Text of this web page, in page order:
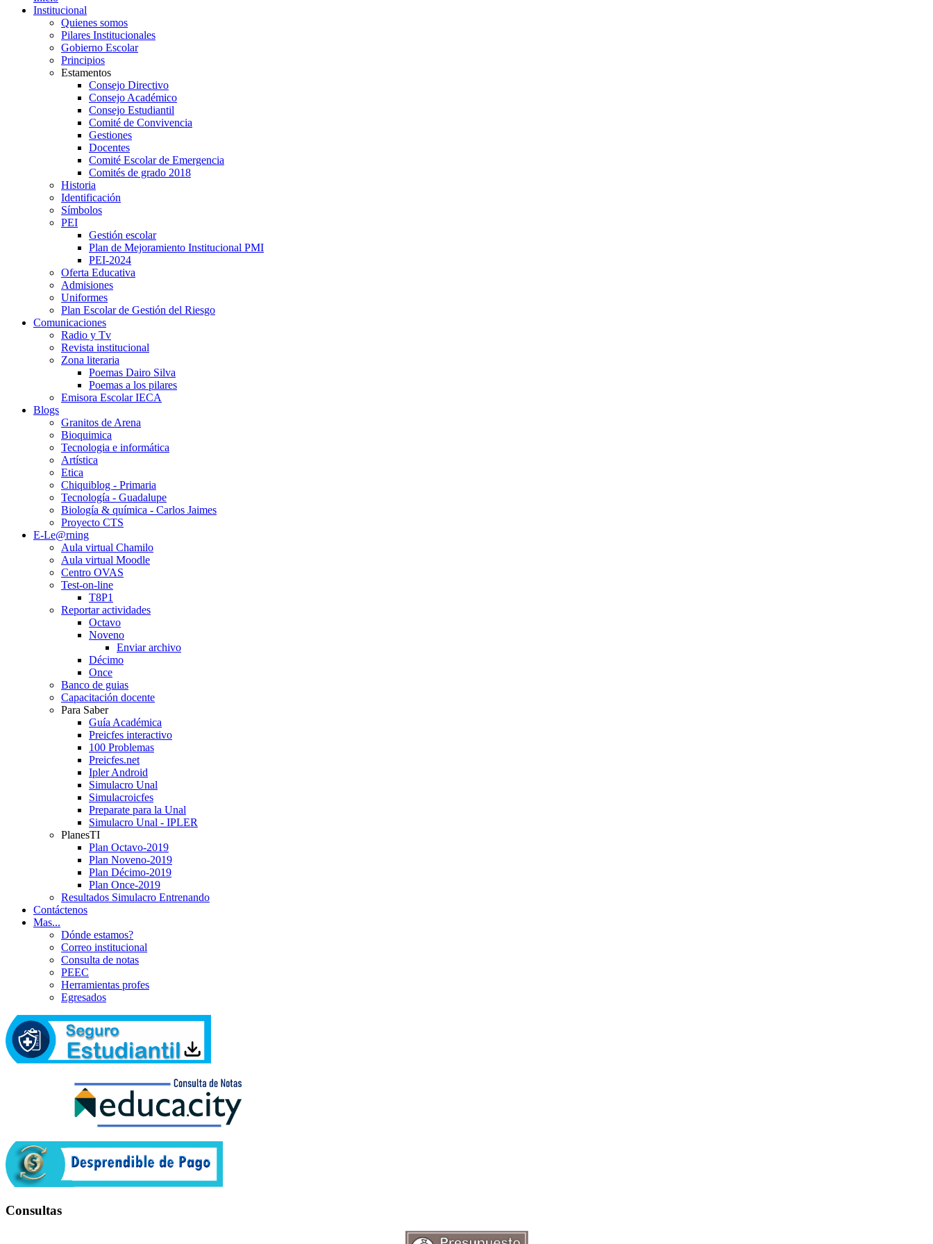
Institucional
Quienes somos
Pilares Institucionales
Gobierno Escolar
Principios
Estamentos
Consejo Directivo
Consejo Académico
Consejo Estudiantil
Comité de Convivencia
Gestiones
Docentes
Comité Escolar de Emergencia
Comités de grado 2018
Historia
Identificación
Símbolos
PEI
Gestión escolar
Plan de Mejoramiento Institucional PMI
PEI-2024
Oferta Educativa
Admisiones
Uniformes
Plan Escolar de Gestión del Riesgo
Comunicaciones
Radio y Tv
Revista institucional
Zona literaria
Poemas Dairo Silva
Poemas a los pilares
Emisora Escolar IECA
Blogs
Granitos de Arena
Bioquimica
Tecnologia e informática
Artística
Etica
Chiquiblog - Primaria
Tecnología - Guadalupe
Biología & química - Carlos Jaimes
Proyecto CTS
E-Le@rning
Aula virtual Chamilo
Aula virtual Moodle
Centro OVAS
Test-on-line
T8P1
Reportar actividades
Octavo
Noveno
Enviar archivo
Décimo
Once
Banco de guias
Capacitación docente
Para Saber
Guía Académica
Preicfes interactivo
100 Problemas
Preicfes.net
Ipler Android
Simulacro Unal
Simulacroicfes
Preparate para la Unal
Simulacro Unal - IPLER
PlanesTI
Plan Octavo-2019
Plan Noveno-2019
Plan Décimo-2019
Plan Once-2019
Resultados Simulacro Entrenando
Contáctenos
Mas...
Dónde estamos?
Correo institucional
Consulta de notas
PEEC
Herramientas profes
Egresados
Consultas